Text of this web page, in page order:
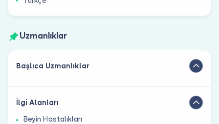
Uzmanlıklar
Başlıca Uzmanlıklar
İlgi Alanları
Beyin Hastalıkları